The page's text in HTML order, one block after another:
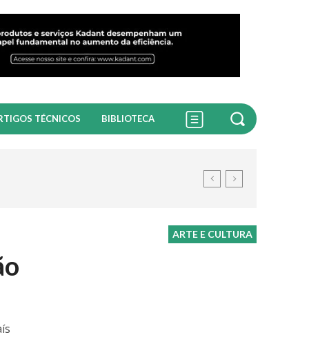
TÉCNICOS BIBLIOTECA
ARTE E CULTURA